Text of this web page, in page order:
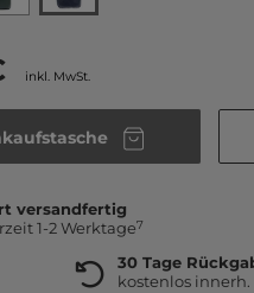
inkl. MwSt.
versandfertig
1-2 Werktage7
30 Tage
kostenlos